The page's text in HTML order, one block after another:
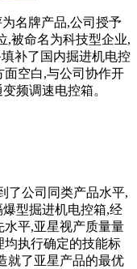
名牌产品,公司授予
,被命名为科技型企业,
补了国内掘进机电控
空白,与公司协作开
频调速电控箱。
公司同类产品水平,
爆型掘进机电控箱,经
平,亚星视产质量量
均执行确定的技能标
就了亚星产品的最优